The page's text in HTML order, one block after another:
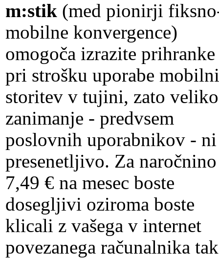
m:stik (med pionirji
mobilne konvergence)
omogoča izrazite prihranke
pri strošku uporabe
storitev v tujini, zato veliko
zanimanje - predvsem
poslovnih uporabnikov - ni
presenetljivo. Za naročnino
7,49 € na mesec boste
dosegljivi oziroma boste
klicali z vašega v internet
povezanega računalnika